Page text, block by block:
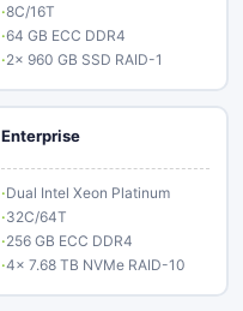
8C/16T
64 GB ECC DDR4
2× 960 GB SSD RAID-1
Enterprise
Dual Intel Xeon Platinum
32C/64T
256 GB ECC DDR4
4× 7.68 TB NVMe RAID-10